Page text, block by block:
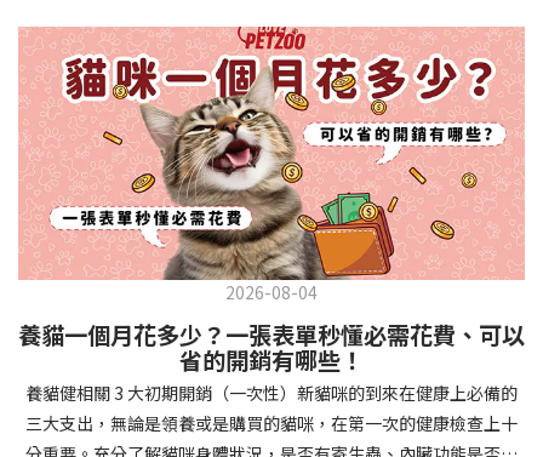
時立即獎勵。另外要處理的常見問題包括咬人、啃咬家具和亂叫。
每當出現不當行為，給予適當替代品（如咬玩具代替咬手），並在
幼犬選擇正確行為時獎勵，這比責罵更有效。社交化訓練 兩個月大
的幼犬正處於社會化黃金期，這階段的經驗將深刻影響未來性格。
安排幼犬接觸不同人類（包括兒童、戴眼鏡的人、使用拐杖的人
等）、各種動物、交通工具和環境聲音。起初保持在安全、受控的
情境中，逐漸增加複雜度。每次正面社交體驗後給予獎勵，建立幼
犬對新事物的積極態度。進階技巧強化 基礎訓練穩固後，可以進入
更複雜的技巧訓練。這包括遠距離控制、不同干擾下的指令遵從、
多步驟動作等。使用延遲獎勵技巧，讓幼犬學會即使沒有立即獎勵
也能保持良好行為。引入不同環境中的訓練，如公園、寵物店等，
幫助幼犬在各種情境下都能聽從指令。維持良好習慣 成功的訓練不
是一次性的，而是需要持續維護。即使幼犬已經掌握所有技能，也
要定期複習，防止行為退化。將訓練融入日常生活，如出門前的
下降，表示身體狀況不佳，應儘快就醫！📌 貓咪拉肚子判斷步驟5：
檢查是否需要帶去看獸醫 如果拉肚子 1~2 次但精神好、食慾正常，
可以先觀察，如果腹瀉超過 48 小時或水狀腹瀉 + 嗜睡、食慾下降、
嘔吐 應立即就醫。 透過這 5 個步驟，你可以快速判斷貓咪拉肚子的
原因與嚴重程度，確保毛孩的腸胃健康！如果不確定情況，還是建
議讓獸醫檢查，才能安心哦！🐾💖4種高風險群貓咪拉肚子要小心高
風險貓咪包含：幼貓、老貓、懷孕貓、有慢性疾病貓，這些貓咪在
身體狀況出現警訊時要特別注意，如拉肚子次數超過2次以上，就建
議直接尋求獸醫協助。2要訣判斷貓咪拉肚子要不要看醫生 高風險貓
的貓咪，如拉肚子超過2-3天，建議直接尋求獸醫師協助。並記得提
供觀察紀錄給予獸醫師進行專業判斷。貓咪拉肚子但精神很好？如
果飼主有發現貓咪拉肚子的情形，但貓咪的精神很好。有可能與飲
食方便相關，回想是否進食新的食物，或是正進行飼料更換的過
兩全其美！貓咪掉毛原因1. 皮膚問題貓咪皮膚問題是造成掉毛的常
見兇手！皮膚發炎、感染或是長期搔癢，都會讓貓咪的毛髮失去健
康光澤並大量脫落。常見的皮膚問題包括皮膚黴菌、細菌感染、疥
癬蟲等寄生蟲，甚至是皮膚過度乾燥。如果發現貓咪皮膚有紅腫、
結痂、脫屑或異常氣味，同時伴隨掉毛，建議盡快帶牠看獸醫哦！
貓咪掉毛原因2. 過敏誰說只有人類會過敏？貓咪也會！貓咪可能對
環境中的塵蟎、花粉、清潔劑，甚至是食物中的某些成分產生過敏
反應。過敏症狀不只是打噴嚏、流眼淚，還會引起皮膚搔癢和掉毛
問題。特別是食物過敏，更是常被忽略的掉毛元兇！如果貓咪經常
抓癢或舔舐特定部位，同時伴隨掉毛，很可能是過敏在作怪呢！貓
咪掉毛原因3. 營養不足貓咪的毛髮健康與營養息息相關！當貓咪飲
食中缺乏必要的蛋白質、脂肪酸（尤其是Omega-3和Omega-
6）、維生素或礦物質時，毛髮就會變得乾燥、脆弱，容易斷裂脫
落。長期餵食低品質或不均衡的貓糧，可能使貓咪營養不良，進而
2026-08-04
養貓一個月花多少？一張表單秒懂必需花費、可以
省的開銷有哪些！
養貓健相關 3 大初期開銷（一次性）新貓咪的到來在健康上必備的
三大支出，無論是領養或是購買的貓咪，在第一次的健康檢查上十